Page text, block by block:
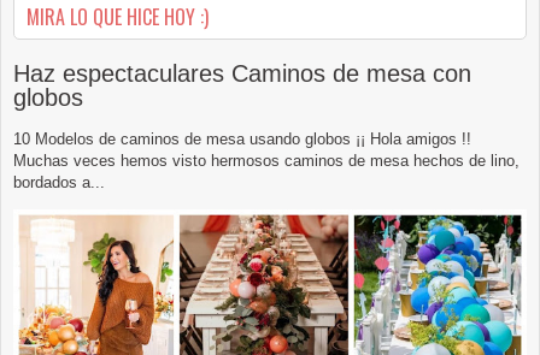
MIRA LO QUE HICE HOY :)
Haz espectaculares Caminos de mesa con
globos
10 Modelos de caminos de mesa usando globos ¡¡ Hola amigos !!
Muchas veces hemos visto hermosos caminos de mesa hechos de lino,
bordados a...